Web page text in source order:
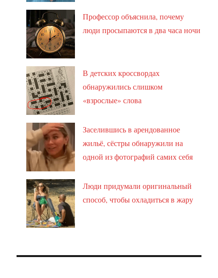
Профессор объяснила, почему
люди просыпаются в два часа ночи
В детских кроссвордах
обнаружились слишком
«взрослые» слова
Заселившись в арендованное
жильё, сёстры обнаружили на
одной из фотографий самих себя
Люди придумали оригинальный
способ, чтобы охладиться в жару